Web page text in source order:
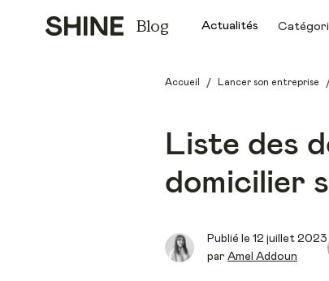
Blog Actualités
Accueil / Lancer son entreprise
Liste des
domicilier
Publié le 12 juillet 2023
par Amel Addoun